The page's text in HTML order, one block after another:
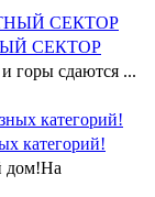
СЕКТОР
горы сдаются ...
категорий!
дом!На